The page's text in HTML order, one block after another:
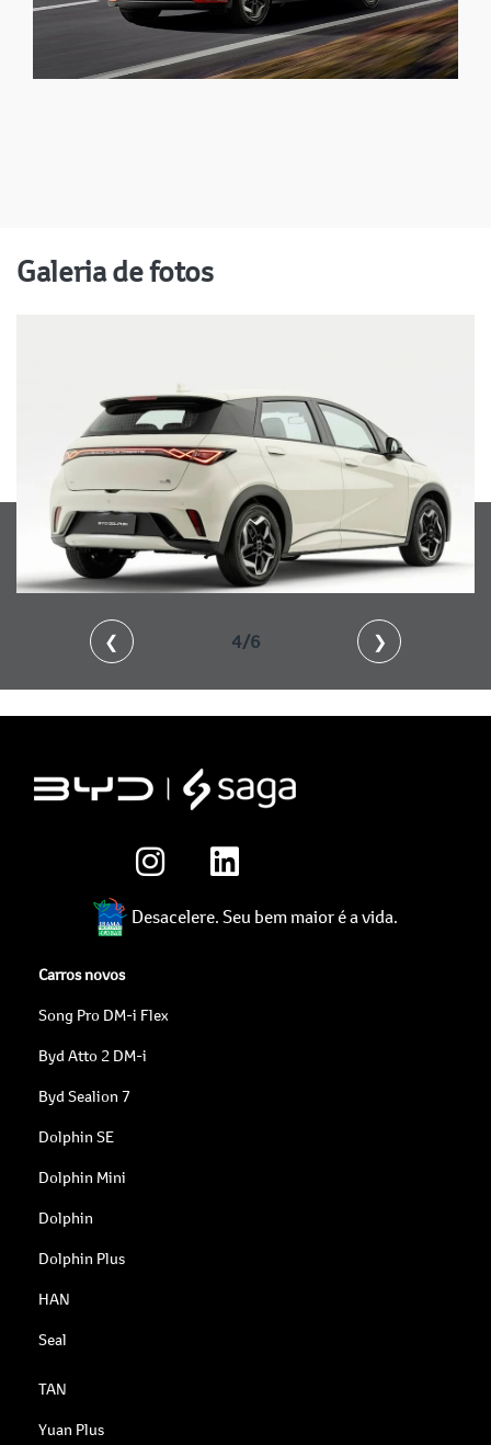
Galeria de fotos
❮ 4/6 ❯
Desacelere. Seu bem maior é a vida.
Carros novos
Song Pro DM-i Flex
Byd Atto 2 DM-i
Byd Sealion 7
Dolphin SE
Dolphin Mini
Dolphin
Dolphin Plus
HAN
Seal
TAN
Yuan Plus